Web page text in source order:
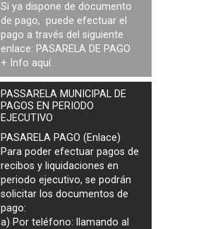
Si ya dispone de documento
de pago, puede efectuar el
pago a través del siguiente
enlace: PASARELA DE PAGO
+ Info aquí.
PASSARELA MUNICIPAL DE
PAGOS EN PERIODO
EJECUTIVO
PASARELA PAGO (Enlace)
Para poder efectuar pagos de
recibos y liquidaciones en
periodo ejecutivo, se podrán
solicitar los documentos de
pago:
a) Por teléfono: llamando al